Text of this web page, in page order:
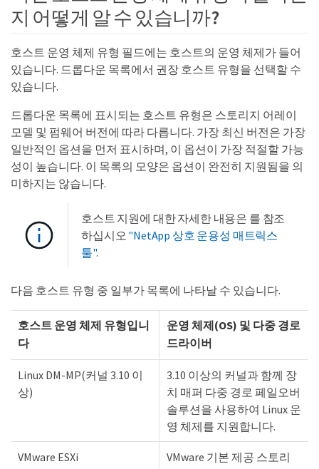
지 어떻게 알 수 있습니까?
호스트 운영 체제 유형 필드에는 호스트의 운영 체제가 들어
있습니다. 드롭다운 목록에서 권장 호스트 유형을 선택할 수
있습니다.
드롭다운 목록에 표시되는 호스트 유형은 스토리지 어레이
모델 및 펌웨어 버전에 따라 다릅니다. 가장 최신 버전은 가장
일반적인 옵션을 먼저 표시하며, 이 옵션이 가장 적절할 가능
성이 높습니다. 이 목록의 모양은 옵션이 완전히 지원됨을 의
미하지는 않습니다.
호스트 지원에 대한 자세한 내용은 를 참조
하십시오 "NetApp 상호 운용성 매트릭스
툴".
다음 호스트 유형 중 일부가 목록에 나타날 수 있습니다.
호스트 운영 체제 유형입니
다
운영 체제(OS) 및 다중 경로
드라이버
Linux DM-MP(커널 3.10 이
상)
3.10 이상의 커널과 함께 장
치 매퍼 다중 경로 페일오버
솔루션을 사용하여 Linux 운
영 체제를 지원합니다.
VMware ESXi
VMware 기본 제공 스토리